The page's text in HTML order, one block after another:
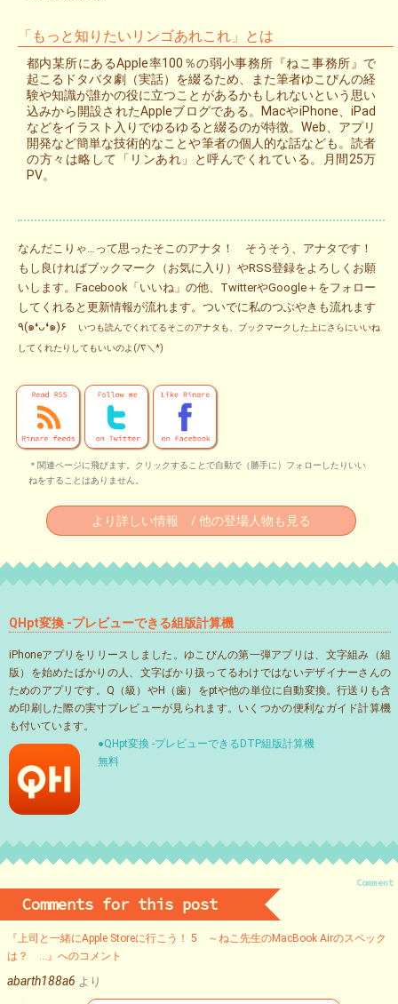
「もっと知りたいリンゴあれこれ」とは
都内某所にあるApple率100％の弱小事務所『ねこ事務所』で
起こるドタバタ劇（実話）を綴るため、また筆者ゆこびんの経
験や知識が誰かの役に立つことがあるかもしれないという思い
込みから開設されたAppleブログである。MacやiPhone、iPad
などをイラスト入りでゆるゆると綴るのが特徴。Web、アプリ
開発など簡単な技術的なことや筆者の個人的な話なども。読者
の方々は略して「リンあれ」と呼んでくれている。月間25万
PV。
なんだこりゃ…って思ったそこのアナタ！ そうそう、アナタです！
もし良ければブックマーク（お気に入り）やRSS登録をよろしくお願
いします。Facebook「いいね」の他、TwitterやGoogle＋をフォロー
してくれると更新情報が流れます。ついでに私のつぶやきも流れます
٩(๑❛ᴗ❛๑)۶
いつも読んでくれてるそこのアナタも、ブックマークした上にさらにいいね
してくれたりしてもいいのよ(/∇＼*)
＊関連ページに飛びます。クリックすることで自動で（勝手に）フォローしたりいい
ねをすることはありません。
より詳しい情報 / 他の登場人物も見る
QHpt変換 -プレビューできる組版計算機
iPhoneアプリをリリースしました。ゆこびんの第一弾アプリは、文字組み（組
版）を始めたばかりの人、文字ばかり扱ってるわけではないデザイナーさんの
ためのアプリです。Q（級）やH（歯）をptや他の単位に自動変換。行送りも含
め印刷した際の実寸プレビューが見られます。いくつかの便利なガイド計算機
も付いています。
●QHpt変換 -プレビューできるDTP組版計算機
無料
Comment
Comments for this post
『上司と一緒にApple Storeに行こう！ 5 ～ねこ先生のMacBook Airのスペック
は？ …』へのコメント
abarth188a6 より